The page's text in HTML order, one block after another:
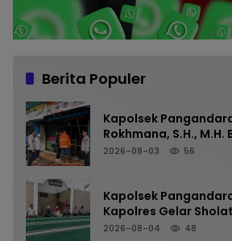
Berita Populer
Kapolsek
Rokhmana, S.H., M.H.
Anggota Cek TKP
2026-08-03 56
Kapolsek
Kapolres Gelar
Masjid Jami Al-
2026-08-04 48